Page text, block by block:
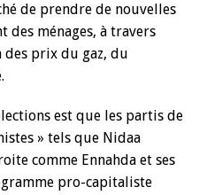
de prendre de nouvelles
des ménages, à travers
des prix du gaz, du
est que les partis de
» tels que Nidaa
comme Ennahda et ses
pro-capitaliste